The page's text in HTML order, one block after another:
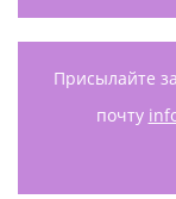
Присылайте
почту